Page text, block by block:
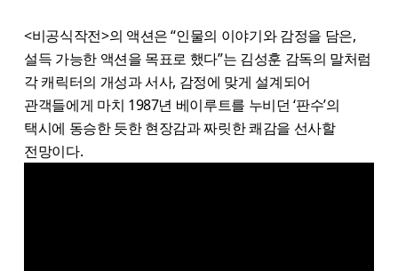
<비공식작전>의 액션은 “인물의 이야기와 감정을 담은,
설득 가능한 액션을 목표로 했다”는 김성훈 감독의 말처럼
각 캐릭터의 개성과 서사, 감정에 맞게 설계되어
관객들에게 마치 1987년 베이루트를 누비던 ‘판수’의
택시에 동승한 듯한 현장감과 짜릿한 쾌감을 선사할
전망이다.